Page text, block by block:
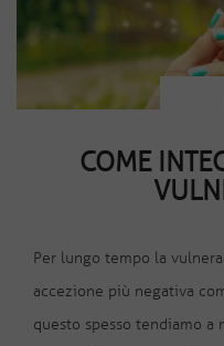
COME
Per lungo tempo la
accezione più negativa
questo spesso tendiamo a